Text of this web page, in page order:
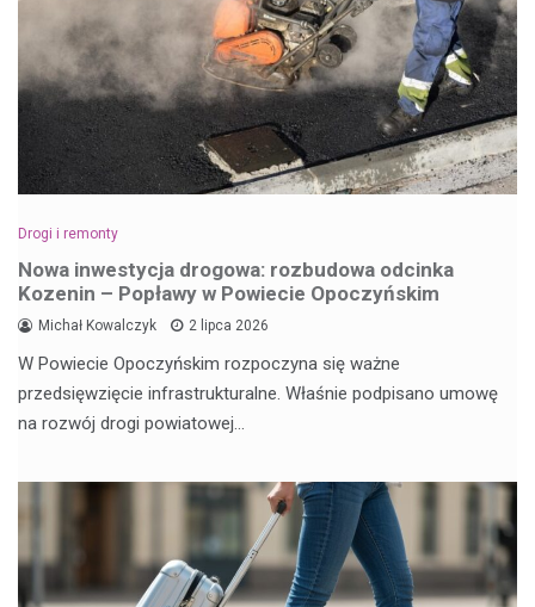
Drogi i remonty
Nowa inwestycja drogowa: rozbudowa odcinka
Kozenin – Popławy w Powiecie Opoczyńskim
Michał Kowalczyk 2 lipca 2026
W Powiecie Opoczyńskim rozpoczyna się ważne
przedsięwzięcie infrastrukturalne. Właśnie podpisano umowę
na rozwój drogi powiatowej…